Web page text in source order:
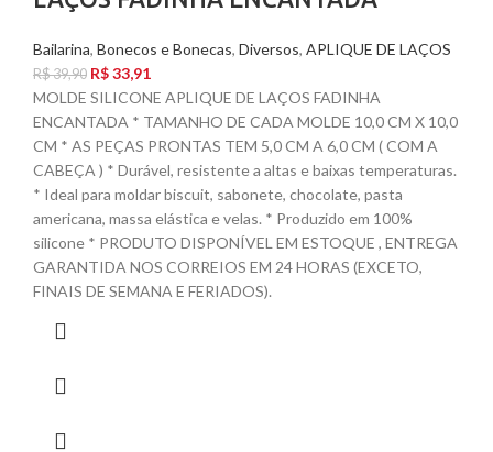
Bailarina, Bonecos e Bonecas, Diversos, APLIQUE DE LAÇOS
R$39,90 R$33,91
MOLDE SILICONE APLIQUE DE LAÇOS FADINHA
ENCANTADA * TAMANHO DE CADA MOLDE 10,0 CM X 10,0
CM * AS PEÇAS PRONTAS TEM 5,0 CM A 6,0 CM ( COM A
CABEÇA ) * Durável, resistente a altas e baixas temperaturas.
* Ideal para moldar biscuit, sabonete, chocolate, pasta
americana, massa elástica e velas. * Produzido em 100%
silicone * PRODUTO DISPONÍVEL EM ESTOQUE , ENTREGA
GARANTIDA NOS CORREIOS EM 24 HORAS (EXCETO,
FINAIS DE SEMANA E FERIADOS).